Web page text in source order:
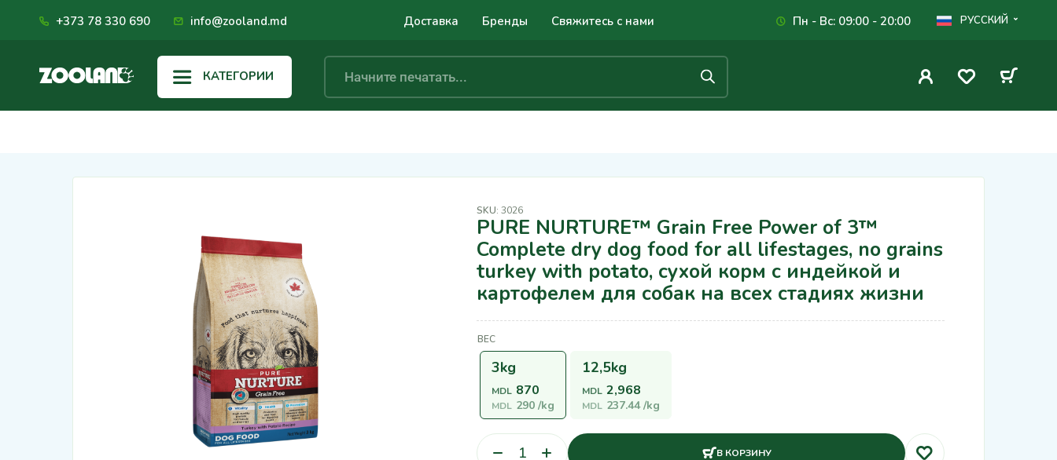
+373 78 330 690 info@zooland.md Доставка Бренды Свяжитесь с нами Пн - Вс: 09:00 - 20:00 РУССКИЙ
КАТЕГОРИИ
SKU:3026
PURE NURTURE™ Grain Free Power of 3™
Complete dry dog food for all lifestages, no grains
turkey with potato, сухой корм с индейкой и
картофелем для собак на всех стадиях жизни
ВЕС
3kg
MDL 870
MDL 290/kg
12,5kg
MDL 2,968
MDL 237.44/kg
В КОРЗИНУ